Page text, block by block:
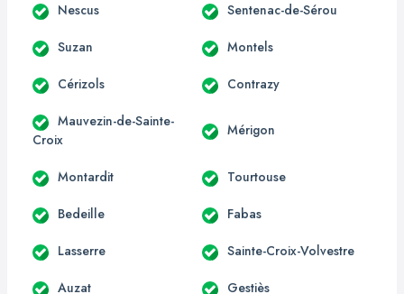
Nescus Sentenac-de-Sérou
Suzan Montels
Cérizols Contrazy
Mauvezin-de-Sainte-
Croix
Mérigon
Montardit Tourtouse
Bedeille Fabas
Lasserre Sainte-Croix-Volvestre
Auzat Gestiès